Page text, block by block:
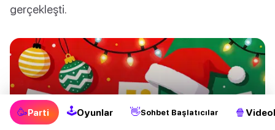
gerçekleşti.
🥳Parti 🕹Oyunlar 👋Sohbet Başlatıcılar 🍿